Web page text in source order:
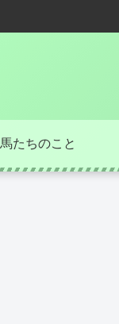
馬たちのこと